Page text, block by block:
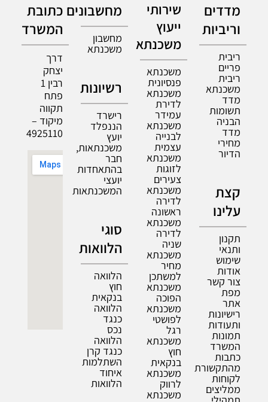
מדדים
וריביות
ריבית
פריים
ריבית
משכנתא
מדד
תשומות
הבניה
מדד
מחירי
הדיור
קצת
עלינו
תקנון
ותנאי
שימוש
אודות
צור קשר
מפת
אתר
רישיונות
ותעודות
תמונות
המשרד
כתבות
מהתקשורת
לקוחות
ממליצים
שירותי
ייעוץ
משכנתא
משכנתא
פנסיונית
משכנתא
לדירת
עמידר
משכנתא
לבנייה
עצמית
משכנתא
לזוגות
צעירים
משכנתא
לדירה
ראשונה
משכנתא
לדירה
שניה
משכנתא
מחיר
למשתכן
משכנתא
הפוכה
משכנתא
לפושטי
רגל
משכנתא
חוץ
בנקאית
משכנתא
לרווק
משכנתא
מחשבונים
מחשבון
משכנתא
רשיונות
רישרד
הננפלד
יועץ
משכנתאות,
חבר
בהתאחדות
יועצי
המשכנתאות
סוגי
הלוואות
הלוואה
חוץ
בנקאית
הלוואה
כנגד
נכס
הלוואה
כנגד קרן
השתלמות
איחוד
הלוואות
כתובת
המשרד
דרך
יצחק
רבין 1
פתח
תקווה
מיקוד –
4925110